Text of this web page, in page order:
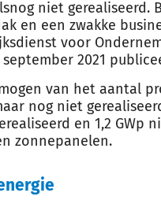
niet gerealiseerd.
en een zwakke
voor
2021
van het aantal
nog niet
en 1,2 GWp
zonnepanelen.